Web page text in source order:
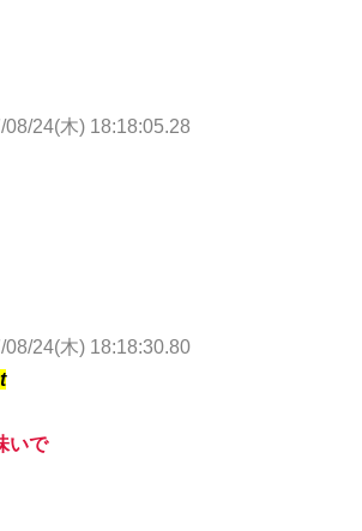
08/24(木) 18:18:05.28
08/24(木) 18:18:30.80
いで